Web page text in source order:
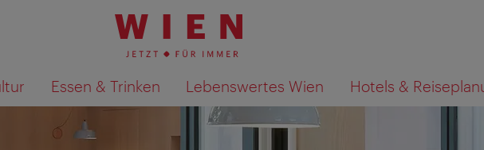
Essen & Trinken Lebenswertes Wien Hotels &
Suchergebnisse auf Karte anzeigen